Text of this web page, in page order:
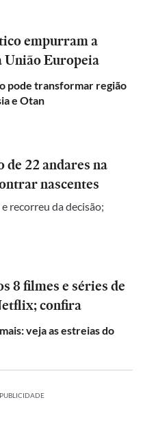
empurram a
União Europeia
pode transformar região
e Otan
22 andares na
nascentes
recorreu da decisão;
8 filmes e séries de
confira
veja as estreias do